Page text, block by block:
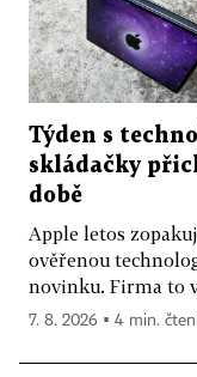
Týden s
skládačky
době
Apple letos
ověřenou
novinku. Firma to
7. 8. 2026 ▪ 4 min.